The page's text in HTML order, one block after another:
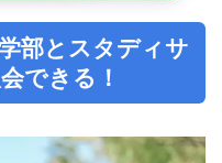
部とスタディサ
できる！